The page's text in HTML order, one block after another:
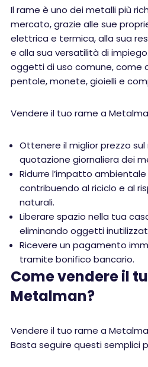
Il rame è uno dei metalli più
mercato, grazie alle sue
elettrica e termica, alla sua
e alla sua versatilità di
oggetti di uso comune, come
pentole, monete, gioielli e
Vendere il tuo rame a
Ottenere il miglior prezzo
quotazione giornaliera dei
Ridurre l’impatto
contribuendo al riciclo e al
naturali.
Liberare spazio nella tua
eliminando oggetti
Ricevere un pagamento
tramite bonifico bancario.
Come vendere il
Metalman?
Vendere il tuo rame a
Basta seguire questi semplici